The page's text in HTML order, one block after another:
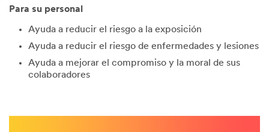
Para su personal
Ayuda a reducir el riesgo a la exposición
Ayuda a reducir el riesgo de enfermedades y lesiones
Ayuda a mejorar el compromiso y la moral de sus
colaboradores